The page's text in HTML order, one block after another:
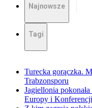
Najnowsze
Tagi
Turecka gorączka.
Trabzonsporu
Jagiellonia
Europy i Konferencji